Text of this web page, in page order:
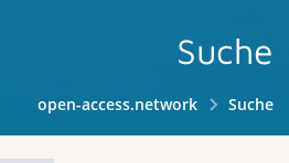
Suche
open-access.network Suche